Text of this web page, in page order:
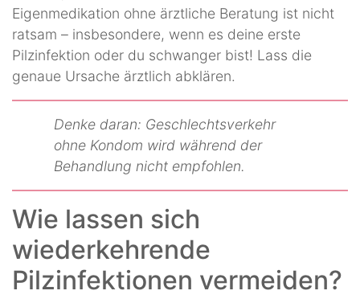
Eigenmedikation ohne ärztliche Beratung ist nicht
ratsam – insbesondere, wenn es deine erste
Pilzinfektion oder du schwanger bist! Lass die
genaue Ursache ärztlich abklären.
Denke daran: Geschlechtsverkehr
ohne Kondom wird während der
Behandlung nicht empfohlen.
Wie lassen sich
wiederkehrende
Pilzinfektionen vermeiden?